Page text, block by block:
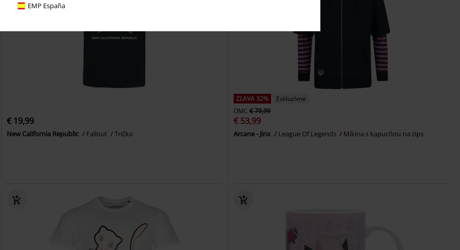
EMP España
€ 19,99
New California Republic Fallout Tričko
ZĽAVA 32%
Exkluzívne
OMC € 79,99
€ 53,99
Arcane - Jinx League Of Legends Mikina s kapucňou na zips